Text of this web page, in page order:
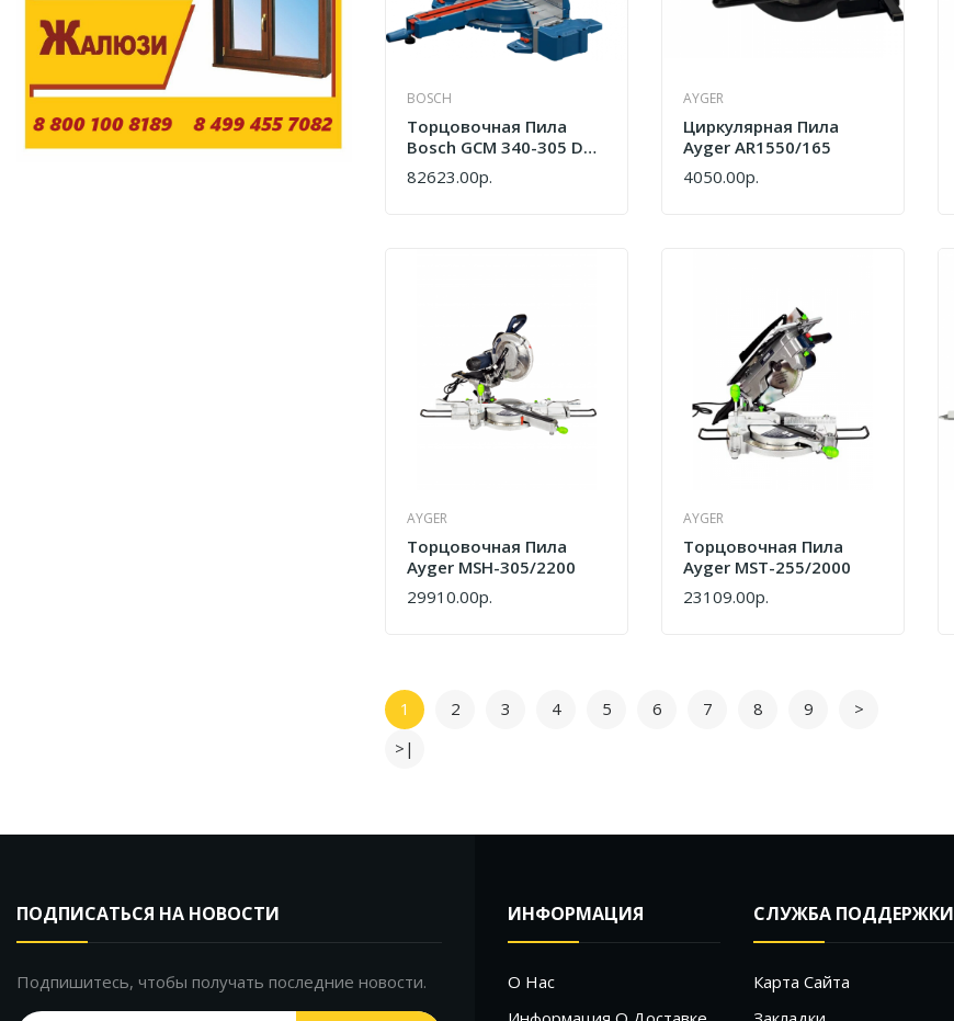
BOSCH
Торцовочная Пила
Bosch GCM 340-305 D
0601B60000
82623.00р.
КУПИТЬ
AYGER
Циркулярная Пила
Ayger AR1550/165
4050.00р.
КУПИТЬ
AYGER
Tорцовочная Пила
Ayger MSH-305/2200
29910.00р.
КУПИТЬ
AYGER
Tорцовочная Пила
Ayger MST-255/2000
23109.00р.
КУПИТЬ
1 2 3 4 5 6 7 8 9
>
>|
ПОДПИСАТЬСЯ НА НОВОСТИ
Подпишитесь, чтобы получать последние новости.
ИНФОРМАЦИЯ
О Нас
СЛУЖБА ПОДДЕРЖКИ
Карта Сайта